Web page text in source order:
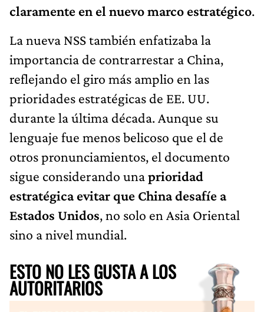
claramente en el nuevo marco estratégico.
La nueva NSS también enfatizaba la
importancia de contrarrestar a China,
reflejando el giro más amplio en las
prioridades estratégicas de EE. UU.
durante la última década. Aunque su
lenguaje fue menos belicoso que el de
otros pronunciamientos, el documento
sigue considerando unaprioridad
estratégica evitar que China desafíe a
Estados Unidos, no solo en Asia Oriental
sino a nivel mundial.
ESTO NO LES GUSTA A LOS
AUTORITARIOS